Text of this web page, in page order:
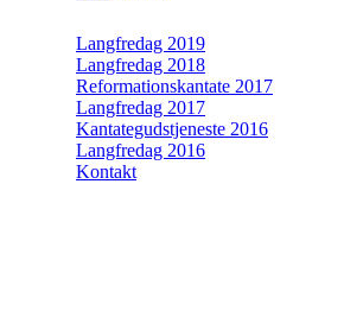
Langfredag 2019
Langfredag 2018
Reformationskantate 2017
Langfredag 2017
Kantategudstjeneste 2016
Langfredag 2016
Kontakt